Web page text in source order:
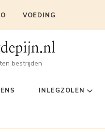
VOEDING
bestrijden
INLEGZOLEN